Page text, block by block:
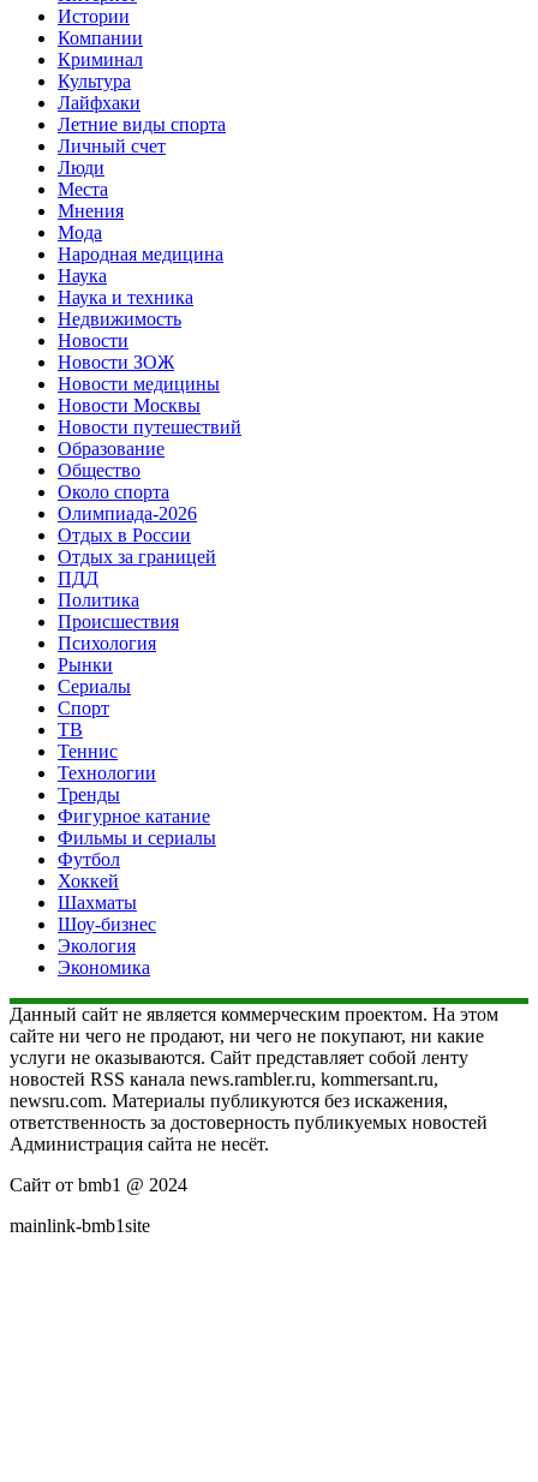
Истории
Компании
Криминал
Культура
Лайфхаки
Летние виды спорта
Личный счет
Люди
Места
Мнения
Мода
Народная медицина
Наука
Наука и техника
Недвижимость
Новости
Новости ЗОЖ
Новости медицины
Новости Москвы
Новости путешествий
Образование
Общество
Около спорта
Олимпиада-2026
Отдых в России
Отдых за границей
ПДД
Политика
Происшествия
Психология
Рынки
Сериалы
Спорт
ТВ
Теннис
Технологии
Тренды
Фигурное катание
Фильмы и сериалы
Футбол
Хоккей
Шахматы
Шоу-бизнес
Экология
Экономика
Данный сайт не является коммерческим проектом. На этом
сайте ни чего не продают, ни чего не покупают, ни какие
услуги не оказываются. Сайт представляет собой ленту
новостей RSS канала news.rambler.ru, kommersant.ru,
newsru.com. Материалы публикуются без искажения,
ответственность за достоверность публикуемых новостей
Администрация сайта не несёт.
Сайт от bmb1 @ 2024
mainlink-bmb1site